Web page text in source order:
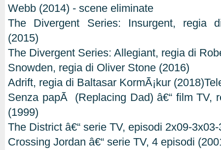
Webb (2014) - scene eliminate
The Divergent Series: Insurgent, regia
(2015)
The Divergent Series: Allegiant, regia di
Snowden, regia di Oliver Stone (2016)
Adrift, regia di Baltasar KormÃ¡kur
Senza papÃ (Replacing Dad) â€“ film TV,
(1999)
The District â€“ serie TV, episodi 2x09-
Crossing Jordan â€“ serie TV, 4 episodi